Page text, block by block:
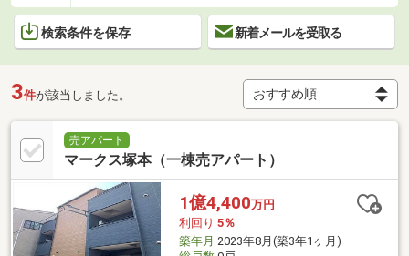
検索条件を保存 新着メールを受取る
3件が該当しました。
売アパート
マークス塚本（一棟売アパート）
1億4,400万円
利回り 5％
築年月 2023年8月(築3年1ヶ月)